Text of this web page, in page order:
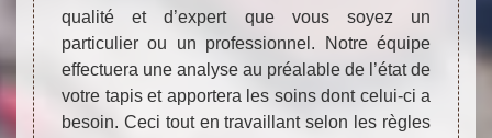
qualité et d’expert que vous soyez un
particulier ou un professionnel. Notre équipe
effectuera une analyse au préalable de l’état de
votre tapis et apportera les soins dont celui-ci a
besoin. Ceci tout en travaillant selon les règles